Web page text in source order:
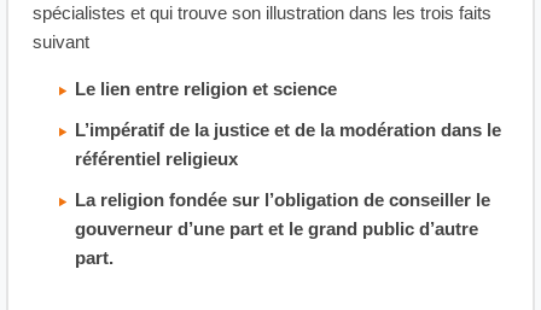
spécialistes et qui trouve son illustration dans les trois faits
suivant
Le lien entre religion et science
L’impératif de la justice et de la modération dans le
référentiel religieux
La religion fondée sur l’obligation de conseiller le
gouverneur d’une part et le grand public d’autre
part.